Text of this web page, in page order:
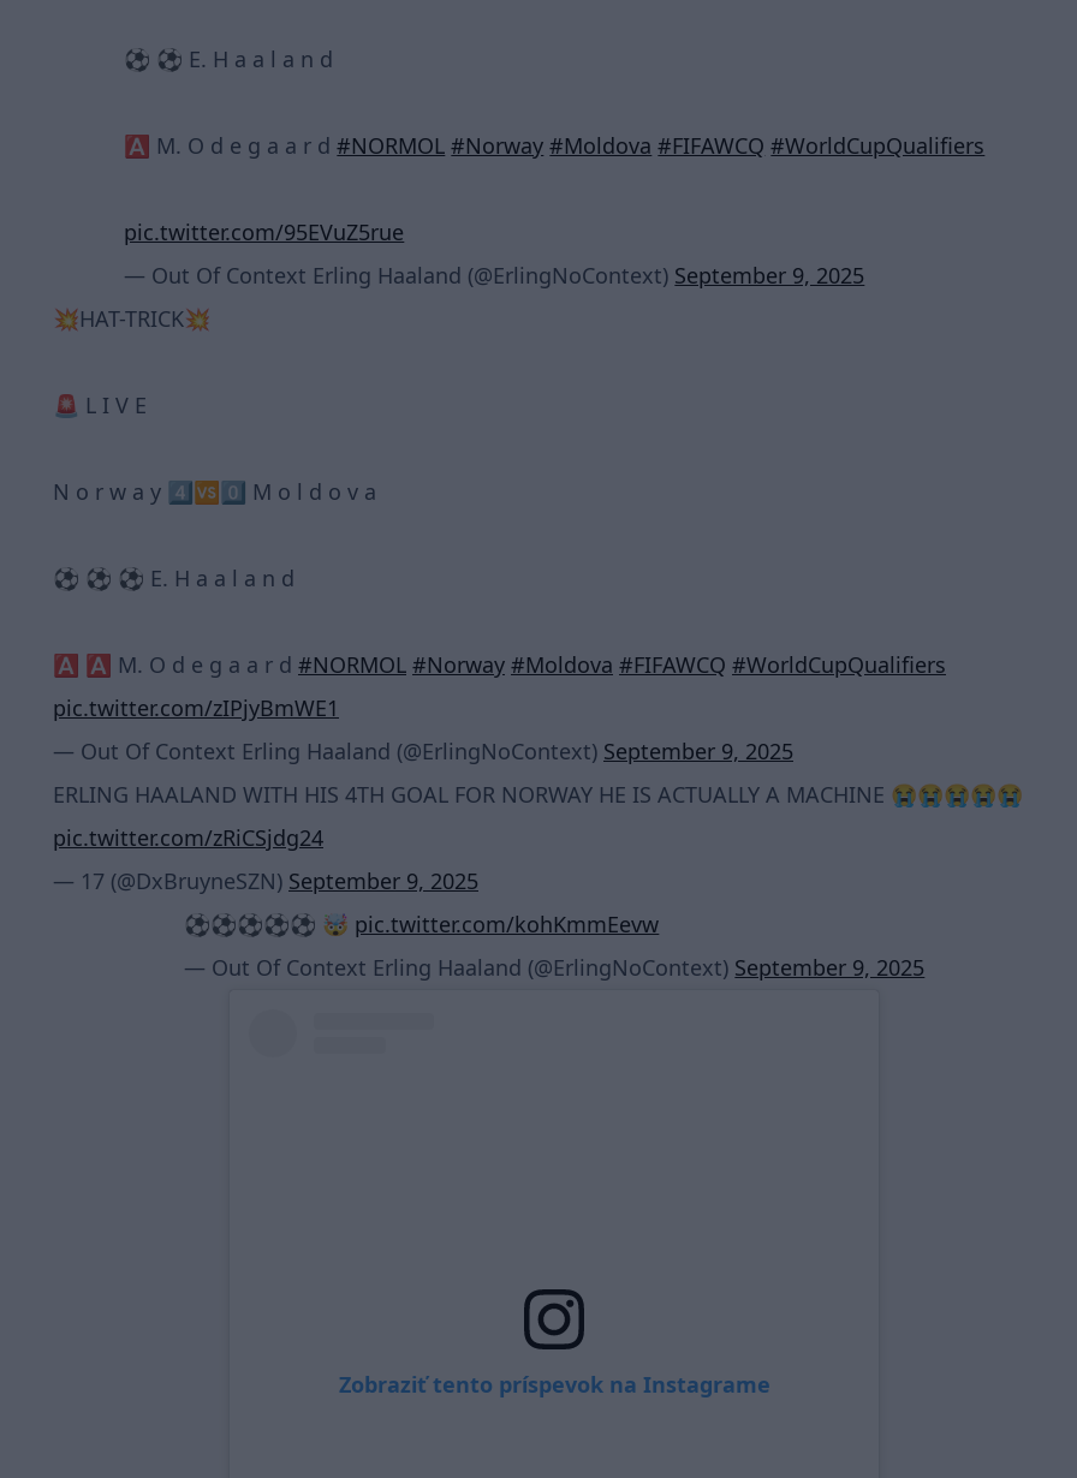
⚽️ ⚽️ E. H a a l a n d
🅰️ M. O d e g a a r d#NORMOL #Norway #Moldova #FIFAWCQ #WorldCupQualifiers
pic.twitter.com/95EVuZ5rue
— Out Of Context Erling Haaland (@ErlingNoContext) September 9, 2025
💥HAT-TRICK💥
🚨 L I V E
N o r w a y 4️⃣🆚0️⃣ M o l d o v a
⚽️ ⚽️ ⚽️ E. H a a l a n d
🅰️ 🅰️ M. O d e g a a r d #NORMOL #Norway #Moldova #FIFAWCQ #WorldCupQualifiers
pic.twitter.com/zIPjyBmWE1
— Out Of Context Erling Haaland (@ErlingNoContext) September 9, 2025
ERLING HAALAND WITH HIS 4TH GOAL FOR NORWAY HE IS ACTUALLY A MACHINE 😭😭😭😭😭
pic.twitter.com/zRiCSjdg24
— 17 (@DxBruyneSZN) September 9, 2025
⚽⚽⚽⚽⚽ 🤯 pic.twitter.com/kohKmmEevw
— Out Of Context Erling Haaland (@ErlingNoContext) September 9, 2025
Zobraziť tento príspevok na Instagrame